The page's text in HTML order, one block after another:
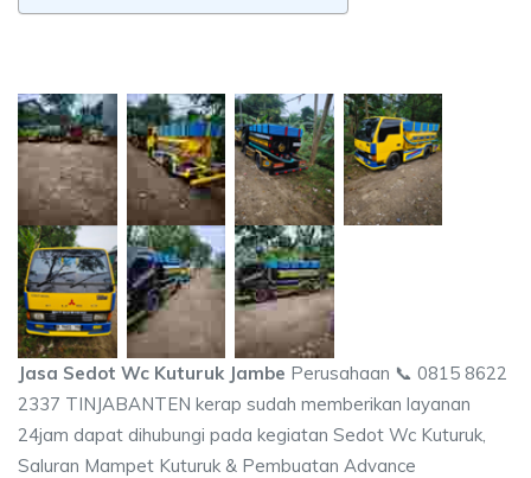
Jasa Sedot Wc Kuturuk Jambe Perusahaan 📞 0815 8622
2337 TINJABANTEN kerap sudah memberikan layanan
24jam dapat dihubungi pada kegiatan Sedot Wc Kuturuk,
Saluran Mampet Kuturuk & Pembuatan Advance